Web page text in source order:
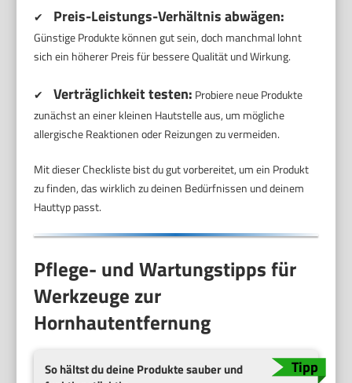
✔ Preis-Leistungs-Verhältnis abwägen:
Günstige Produkte können gut sein, doch manchmal lohnt
sich ein höherer Preis für bessere Qualität und Wirkung.
✔ Verträglichkeit testen: Probiere neue Produkte
zunächst an einer kleinen Hautstelle aus, um mögliche
allergische Reaktionen oder Reizungen zu vermeiden.
Mit dieser Checkliste bist du gut vorbereitet, um ein Produkt
zu finden, das wirklich zu deinen Bedürfnissen und deinem
Hauttyp passt.
Pflege- und Wartungstipps für
Werkzeuge zur
Hornhautentfernung
So hältst du deine Produkte sauber und